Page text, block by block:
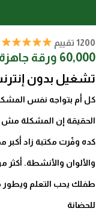
1200 تقييم
60,000 ورقة جاهزة للطباعه
تشغيل بدون
كل أم بتواجه نفس
الحقيقة إن المشكلة مش
كده وفّرت مكتبة زاد
للحضانة